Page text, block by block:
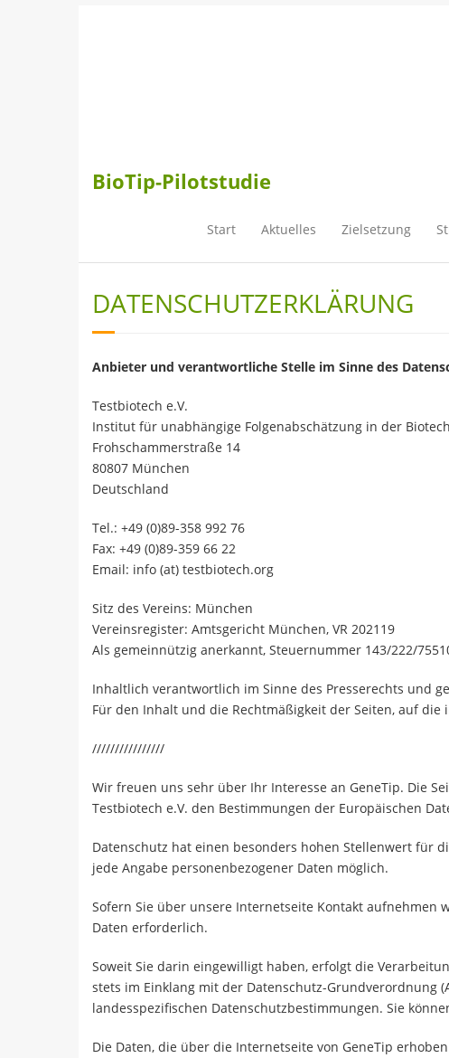
BioTip-Pilotstudie
Start Aktuelles Zielsetzung
DATENSCHUTZERKLÄRUNG
Anbieter und verantwortliche Stelle im Sinne des
Testbiotech e.V.
Institut für unabhängige Folgenabschätzung in der
Frohschammerstraße 14
80807 München
Deutschland
Tel.: +49 (0)89-358 992 76
Fax: +49 (0)89-359 66 22
Email: info (at) testbiotech.org
Sitz des Vereins: München
Vereinsregister: Amtsgericht München, VR 202119
Als gemeinnützig anerkannt, Steuernummer 143/222/
Inhaltlich verantwortlich im Sinne des Presserechts und
Für den Inhalt und die Rechtmäßigkeit der Seiten, auf
////////////////
Wir freuen uns sehr über Ihr Interesse an GeneTip. Die
Testbiotech e.V. den Bestimmungen der Europäischen
Datenschutz hat einen besonders hohen Stellenwert für
jede Angabe personenbezogener Daten möglich.
Sofern Sie über unsere Internetseite Kontakt aufnehmen
Daten erforderlich.
Soweit Sie darin eingewilligt haben, erfolgt die
stets im Einklang mit der Datenschutz-Grundverordnung
landesspezifischen Datenschutzbestimmungen. Sie
Die Daten, die über die Internetseite von GeneTip